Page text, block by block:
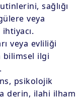
sağlığı
veya
veya evliliği
bilimsel ilgi
psikolojik
derin, ilahi ilham